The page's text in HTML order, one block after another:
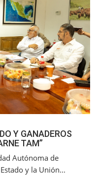
Y GANADEROS
TAM”
Autónoma de
y la Unión...